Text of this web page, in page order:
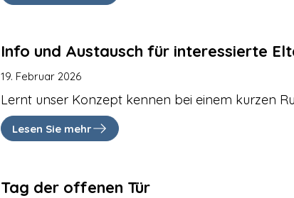
Info und Austausch für interessierte
19. Februar 2026
Lernt unser Konzept kennen bei einem kurzen
Lesen Sie mehr
Tag der offenen Tür